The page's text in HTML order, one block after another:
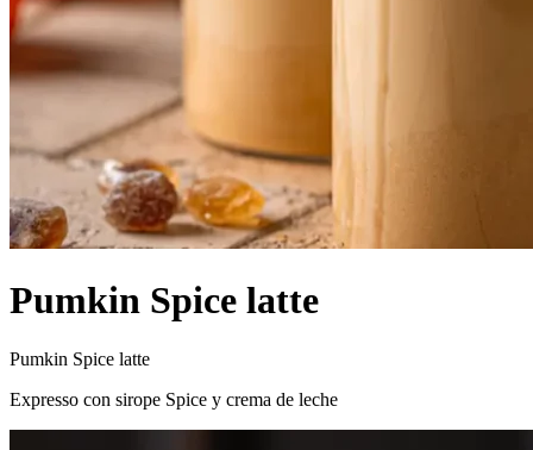
Pumkin Spice latte
Pumkin Spice latte
Expresso con sirope Spice y crema de leche